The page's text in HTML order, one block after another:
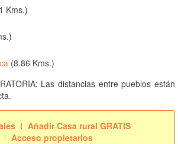
Kms.)
(8.86 Kms.)
Las distancias entre pueblos están
Añadir Casa rural GRATIS
Acceso propietarios